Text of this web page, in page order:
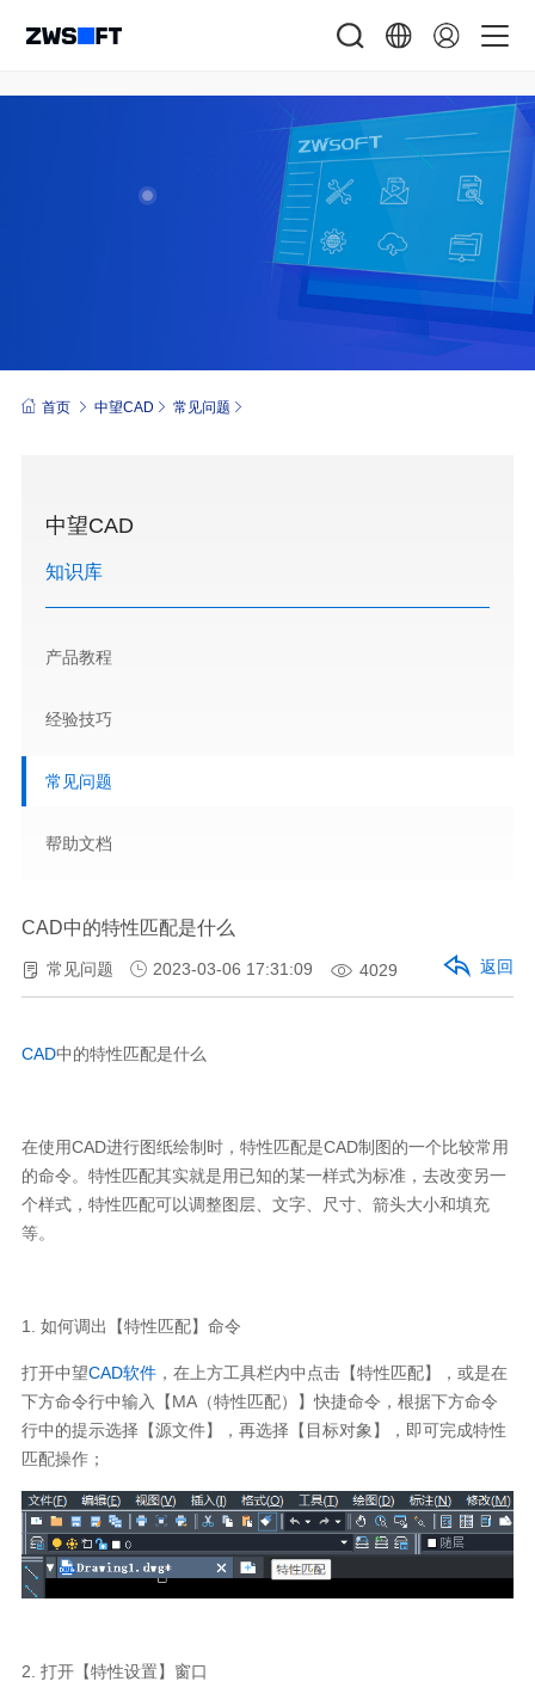
首页 中望CAD 常见问题
中望CAD
知识库
产品教程
经验技巧
常见问题
帮助文档
CAD中的特性匹配是什么
常见问题 2023-03-06 17:31:09 4029 返回
CAD中的特性匹配是什么
在使用CAD进行图纸绘制时，特性匹配是CAD制图的一个比较常用
的命令。特性匹配其实就是用已知的某一样式为标准，去改变另一
个样式，特性匹配可以调整图层、文字、尺寸、箭头大小和填充
等。
1. 如何调出【特性匹配】命令
打开中望CAD软件，在上方工具栏内中点击【特性匹配】，或是在
下方命令行中输入【MA（特性匹配）】快捷命令，根据下方命令
行中的提示选择【源文件】，再选择【目标对象】，即可完成特性
匹配操作；
2. 打开【特性设置】窗口